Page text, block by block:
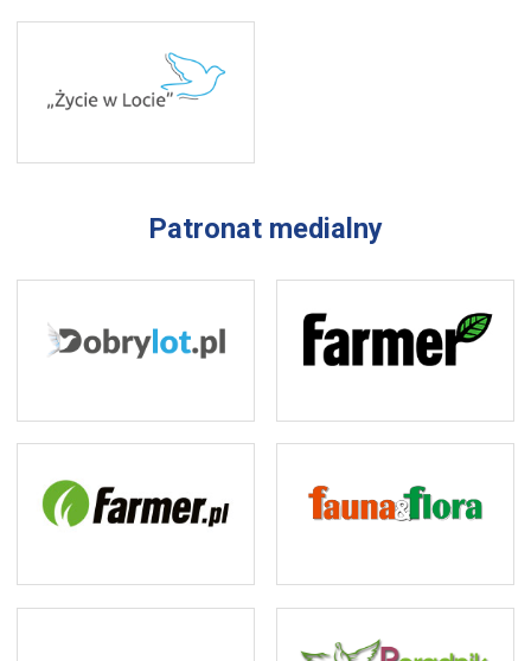
Patronat medialny